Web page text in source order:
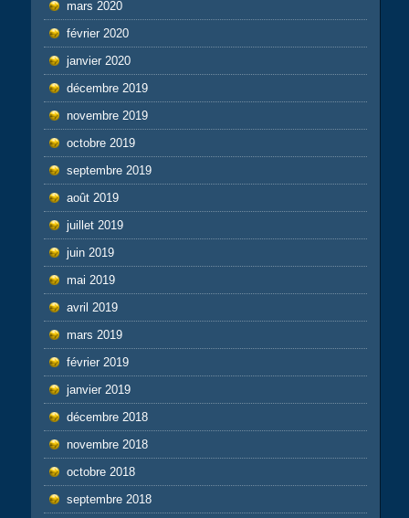
mars 2020
février 2020
janvier 2020
décembre 2019
novembre 2019
octobre 2019
septembre 2019
août 2019
juillet 2019
juin 2019
mai 2019
avril 2019
mars 2019
février 2019
janvier 2019
décembre 2018
novembre 2018
octobre 2018
septembre 2018